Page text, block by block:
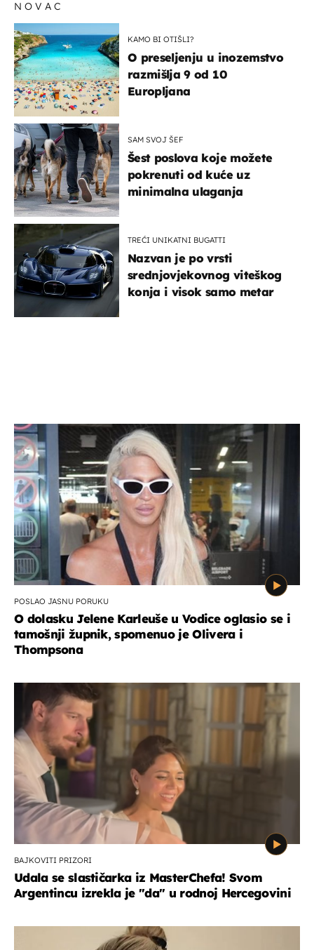
NOVAC
KAMO BI OTIŠLI?
O preseljenju u inozemstvo
razmišlja 9 od 10
Europljana
SAM SVOJ ŠEF
Šest poslova koje možete
pokrenuti od kuće uz
minimalna ulaganja
TREĆI UNIKATNI BUGATTI
Nazvan je po vrsti
srednjovjekovnog viteškog
konja i visok samo metar
POSLAO JASNU PORUKU
O dolasku Jelene Karleuše u Vodice oglasio se i
tamošnji župnik, spomenuo je Olivera i
Thompsona
BAJKOVITI PRIZORI
Udala se slastičarka iz MasterChefa! Svom
Argentincu izrekla je "da" u rodnoj Hercegovini